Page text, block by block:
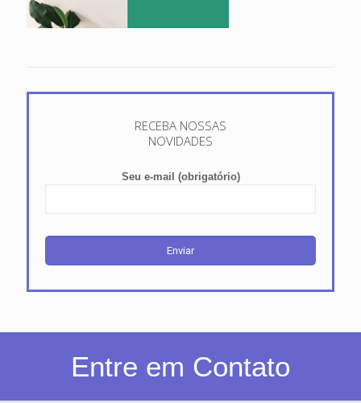
RECEBA NOSSAS
NOVIDADES
Seu e-mail (obrigatório)
Entre em Contato